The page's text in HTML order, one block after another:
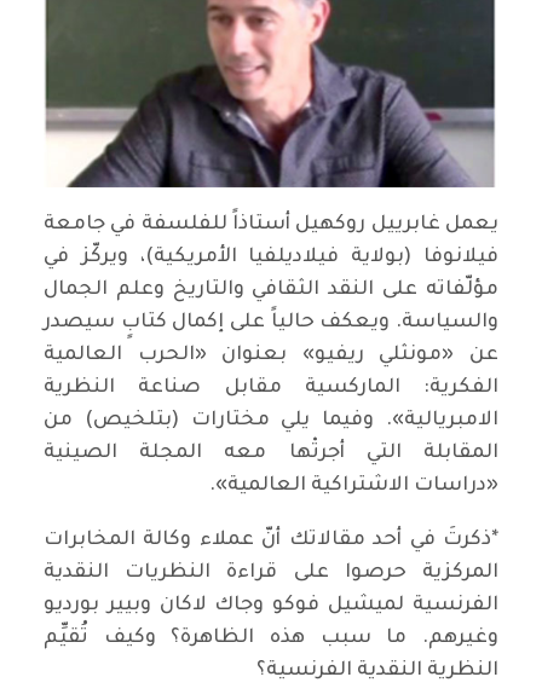
يعمل غابرييل روكهيل أستاذاً للفلسفة في جامعة
فيلانوفا (بولاية فيلاديلفيا الأمريكية)، ويركّز في
مؤلّفاته على النقد الثقافي والتاريخ وعلم الجمال
والسياسة. ويعكف حالياً على إكمال كتابٍ سيصدر
عن «مونثلي ريفيو» بعنوان «الحرب العالمية
الفكرية: الماركسية مقابل صناعة النظرية
الامبريالية». وفيما يلي مختارات (بتلخيص) من
المقابلة التي أجرتْها معه المجلة الصينية
«دراسات الاشتراكية العالمية».
*ذكرتَ في أحد مقالاتك أنّ عملاء وكالة المخابرات
المركزية حرصوا على قراءة النظريات النقدية
الفرنسية لميشيل فوكو وجاك لاكان وبيير بورديو
وغيرهم. ما سبب هذه الظاهرة؟ وكيف تُقيِّم
النظرية النقدية الفرنسية؟